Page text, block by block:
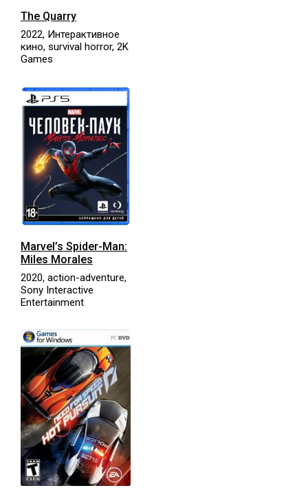
The Quarry
2022, Интерактивное
кино, survival horror, 2K
Games
Marvel’s Spider-Man:
Miles Morales
2020, action-adventure,
Sony Interactive
Entertainment